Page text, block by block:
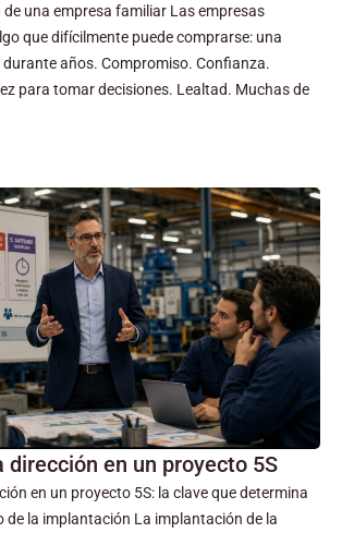
una empresa familiar Las empresas
que difícilmente puede comprarse: una
años. Compromiso. Confianza.
para tomar decisiones. Lealtad. Muchas de
dirección en un proyecto 5S
en un proyecto 5S: la clave que determina
de la implantación La implantación de la